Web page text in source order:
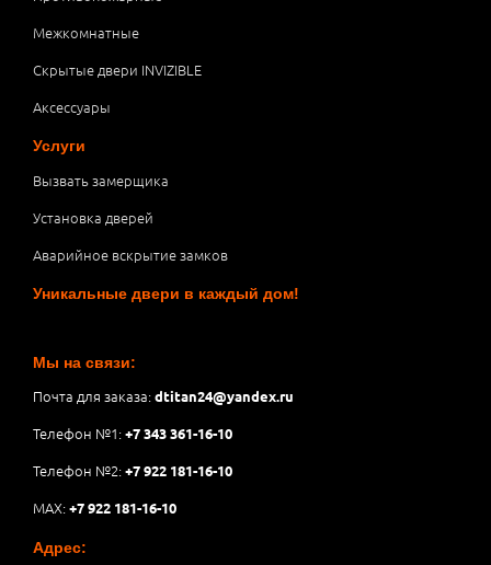
Межкомнатные
Скрытые двери INVIZIBLE
Аксессуары
Услуги
Вызвать замерщика
Установка дверей
Аварийное вскрытие замков
Уникальные двери в каждый дом!
Мы на связи:
Почта для заказа:dtitan24@yandex.ru
Телефон №1:+7 343 361-16-10
Телефон №2:+7 922 181-16-10
MAX:+7 922 181-16-10
Адрес: